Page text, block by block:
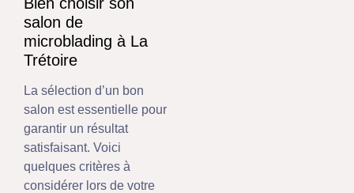
salon de
microblading à La
Trétoire
La sélection d’un bon
salon est essentielle pour
garantir un résultat
satisfaisant. Voici
quelques critères à
considérer lors de votre